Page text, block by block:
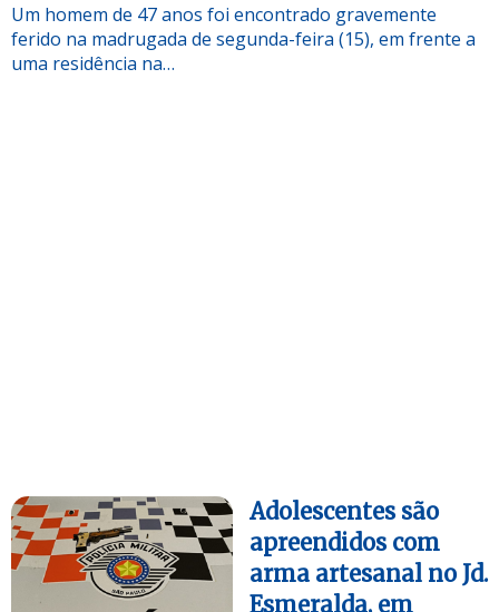
Um homem de 47 anos foi encontrado gravemente
ferido na madrugada de segunda-feira (15), em frente a
uma residência na…
Adolescentes são
apreendidos com
arma artesanal no Jd.
Esmeralda, em